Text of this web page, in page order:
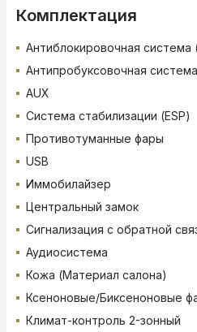
Комплектация
Антиблокировочная система
Антипробуксовочная
AUX
Система стабилизации (ESP)
Противотуманные фары
USB
Иммобилайзер
Центральный замок
Сигнализация с обратной
Аудиосистема
Кожа (Материал салона)
Ксеноновые/Биксеноновые
Климат-контроль 2-зонный